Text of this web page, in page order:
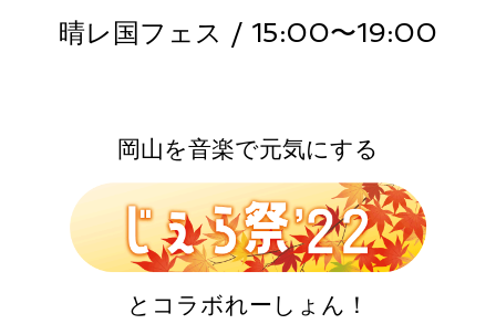
晴レ国フェス / 15:00〜19:00
岡山を音楽で元気にする
とコラボれーしょん！